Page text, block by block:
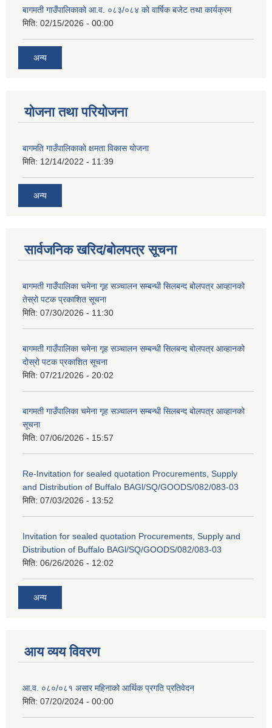
बागमती गाउँपालिकाको आ.व. ०८३/०८४ को वार्षिक बजेट तथा कार्यक्रम
मिति: 02/15/2026 - 00:00
अन्य
योजना तथा परियोजना
बागमति गाउँपालिकाको क्षमता विकास योजना
मिति: 12/14/2022 - 11:39
अन्य
सार्वजनिक खरिद/बोलपत्र सूचना
बागमती गाउँपालिका चमेना गृह सञ्चालन सम्बन्धी सिलबन्द बोलपत्र आव्हानको
तेस्रो पटक प्रकाशित सूचना
मिति: 07/30/2026 - 11:30
बागमती गाउँपालिका चमेना गृह सञ्चालन सम्बन्धी सिलबन्द बोलपत्र आव्हानको
दोस्रो पटक प्रकाशित सूचना
मिति: 07/21/2026 - 20:02
बागमती गाउँपालिका चमेना गृह सञ्चालन सम्बन्धी सिलबन्द बोलपत्र आव्हानको
सूचना
मिति: 07/06/2026 - 15:57
Re-Invitation for sealed quotation Procurements, Supply
and Distribution of Buffalo BAGl/SQ/GOODS/082/083-03
मिति: 07/03/2026 - 13:52
Invitation for sealed quotation Procurements, Supply and
Distribution of Buffalo BAGl/SQ/GOODS/082/083-03
मिति: 06/26/2026 - 12:02
अन्य
आय व्यय विवरण
आ.व. ०८०/०८१ असार महिनाको आर्थिक प्रगति प्रतिवेदन
मिति: 07/20/2024 - 00:00